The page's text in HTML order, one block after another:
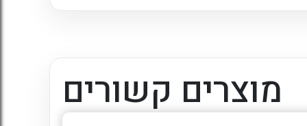
מוצרים קשורים